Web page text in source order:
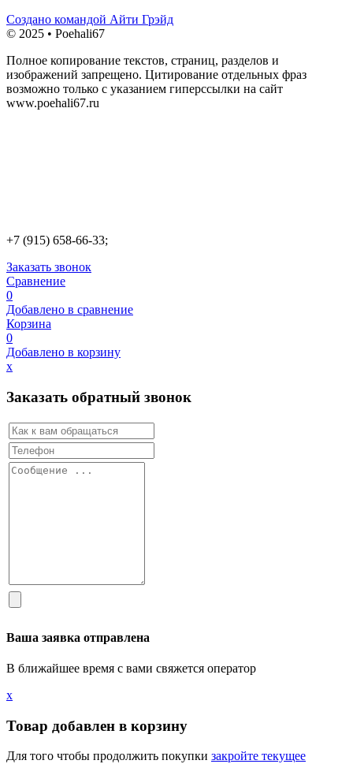
Создано командой Айти Грэйд
© 2025 • Poehali67
Полное копирование текстов, страниц, разделов и
изображений запрещено. Цитирование отдельных фраз
возможно только с указанием гиперссылки на сайт
www.poehali67.ru
+7 (915) 658-66-33;
Заказать звонок
Сравнение
0
Добавлено в сравнение
Корзина
0
Добавлено в корзину
х
Заказать обратный звонок
Ваша заявка отправлена
В ближайшее время с вами свяжется оператор
х
Товар добавлен в корзину
Для того чтобы продолжить покупки закройте текущее